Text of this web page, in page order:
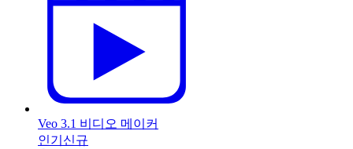
Veo 3.1 비디오 메이커
인기 신규